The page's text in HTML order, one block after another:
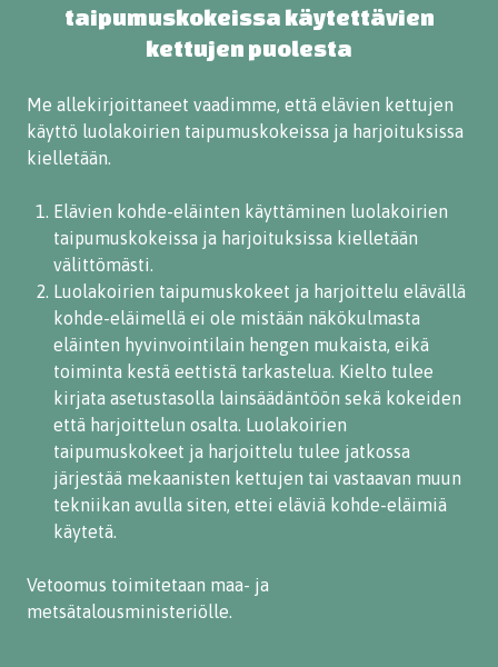
taipumuskokeissa käytettävien
kettujen puolesta
Me allekirjoittaneet vaadimme, että elävien kettujen
käyttö luolakoirien taipumuskokeissa ja harjoituksissa
kielletään.
Elävien kohde-eläinten käyttäminen luolakoirien
taipumuskokeissa ja harjoituksissa kielletään
välittömästi.
Luolakoirien taipumuskokeet ja harjoittelu elävällä
kohde-eläimellä ei ole mistään näkökulmasta
eläinten hyvinvointilain hengen mukaista, eikä
toiminta kestä eettistä tarkastelua. Kielto tulee
kirjata asetustasolla lainsäädäntöön sekä kokeiden
että harjoittelun osalta. Luolakoirien
taipumuskokeet ja harjoittelu tulee jatkossa
järjestää mekaanisten kettujen tai vastaavan muun
tekniikan avulla siten, ettei eläviä kohde-eläimiä
käytetä.
Vetoomus toimitetaan maa- ja
metsätalousministeriölle.